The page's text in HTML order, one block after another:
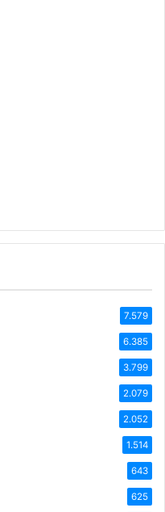
7.579
6.385
3.799
2.079
2.052
1.514
643
625